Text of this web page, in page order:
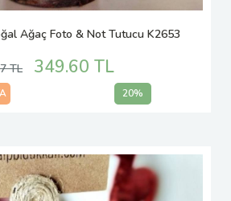
Ağaç Foto & Not Tutucu K2653
TL 349.60 TL
20%